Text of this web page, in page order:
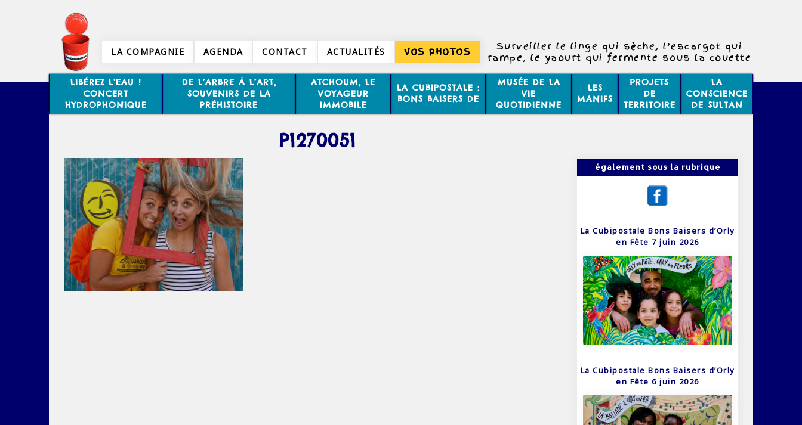
LA COMPAGNIE AGENDA CONTACT ACTUALITÉS VOS PHOTOS
Surveiller le linge qui sèche, l’escargot qui
rampe, le yaourt qui fermente sous la couette
et atteindre, de temps en temps, à la vacuité
d’un poil dans l’espace interplanétaire.
LIBÉREZ L’EAU !
CONCERT
HYDROPHONIQUE
DE L’ARBRE À L’ART,
SOUVENIRS DE LA
PRÉHISTOIRE
ATCHOUM, LE
VOYAGEUR
IMMOBILE
LA CUBIPOSTALE :
BONS BAISERS DE
MUSÉE DE LA
VIE
QUOTIDIENNE
LES
MANIFS
PROJETS
DE
TERRITOIRE
LA
CONSCIENCE
DE SULTAN
P1270051
également sous la rubrique
La Cubipostale Bons Baisers d’Orly
en Fête 7 juin 2026
La Cubipostale Bons Baisers d’Orly
en Fête 6 juin 2026